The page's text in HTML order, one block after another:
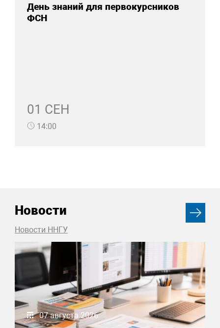
День знаний для первокурсников
ФСН
01 СЕН
14:00
Новости
Новости ННГУ
07 августа 2026